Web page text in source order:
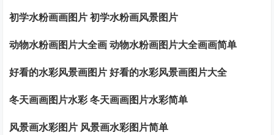
初学水粉画画图片 初学水粉画风景图片
动物水粉画图片大全画 动物水粉画图片大全画画简单
好看的水彩风景画图片 好看的水彩风景画图片大全
冬天画画图片水彩 冬天画画图片水彩简单
风景画水彩图片 风景画水彩图片简单